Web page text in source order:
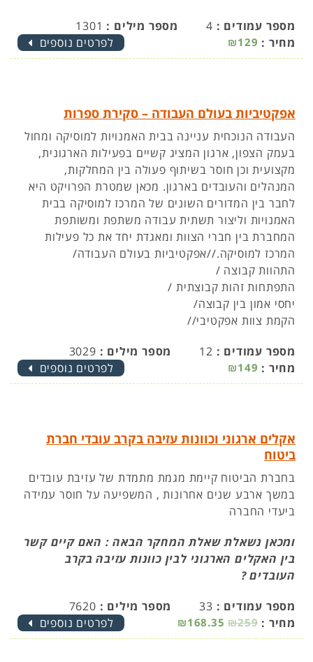
מספר עמודים : 4 מספר מילים : 1301
מחיר : ₪129 לפרטים נוספים
אפקטיביות בעולם העבודה – סקירת ספרות
העבודה הנוכחית עניינה בבית האמנויות למוסיקה ומחול
בעמק הצפון, ארגון המציג קשיים בפעילות הארגונית,
מקצועית וכן חוסר בשיתוף פעולה בין המחלקות,
המנהלים והעובדים בארגון. מכאן שמטרת הפרויקט היא
לחבר בין המדורים השונים של המרכז למוסיקה בבית
האמנויות וליצור תשתית עבודה משתפת ומשותפת
המחברת בין חברי הצוות ומאגדת יחד את כל פעילות
המרכז למוסיקה.//אפקטיביות בעולם העבודה/
התהוות קבוצה /
התפתחות זהות קבוצתית /
יחסי אמון בין קבוצה/
הקמת צוות אפקטיבי//
מספר עמודים : 12 מספר מילים : 3029
מחיר : ₪149 לפרטים נוספים
אקלים ארגוני וכוונות עזיבה בקרב עובדי חברת
ביטוח
בחברת הביטוח קיימת מגמת מתמדת של עזיבת עובדים
במשך ארבע שנים אחרונות , המשפיעה על חוסר עמידה
ביעדי החברה
ומכאן נשאלת שאלת המחקר הבאה : האם קיים קשר
בין האקלים הארגוני לבין כוונות עזיבה בקרב
העובדים ?
מספר עמודים : 33 מספר מילים : 7620
מחיר : ₪259
₪168.35 לפרטים נוספים